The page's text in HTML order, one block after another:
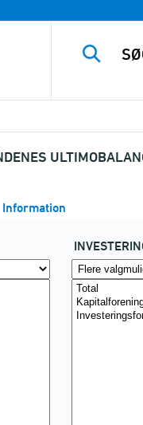
Information